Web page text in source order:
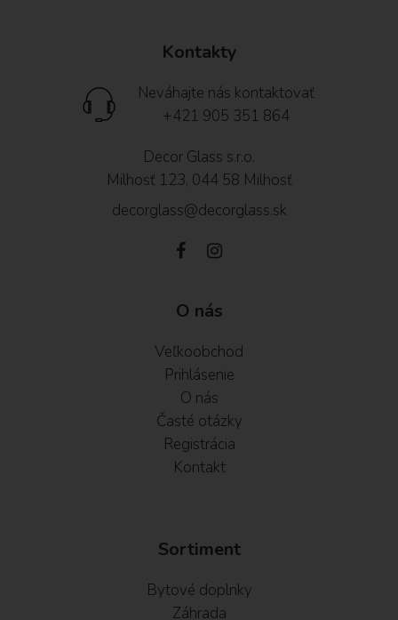
Kontakty
Neváhajte nás kontaktovať
+421 905 351 864
Decor Glass s.r.o.
Milhosť 123, 044 58 Milhosť
decorglass@decorglass.sk
O nás
Veľkoobchod
Prihlásenie
O nás
Časté otázky
Registrácia
Kontakt
Sortiment
Bytové doplnky
Záhrada